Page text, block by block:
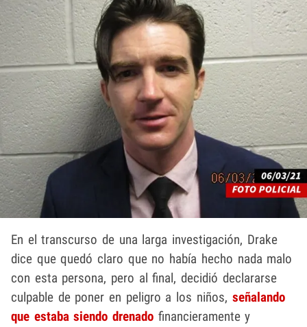
En el transcurso de una larga investigación, Drake
dice que quedó claro que no había hecho nada malo
con esta persona, pero al final, decidió declararse
culpable de poner en peligro a los niños, señalando
que estaba siendo drenado financieramente y